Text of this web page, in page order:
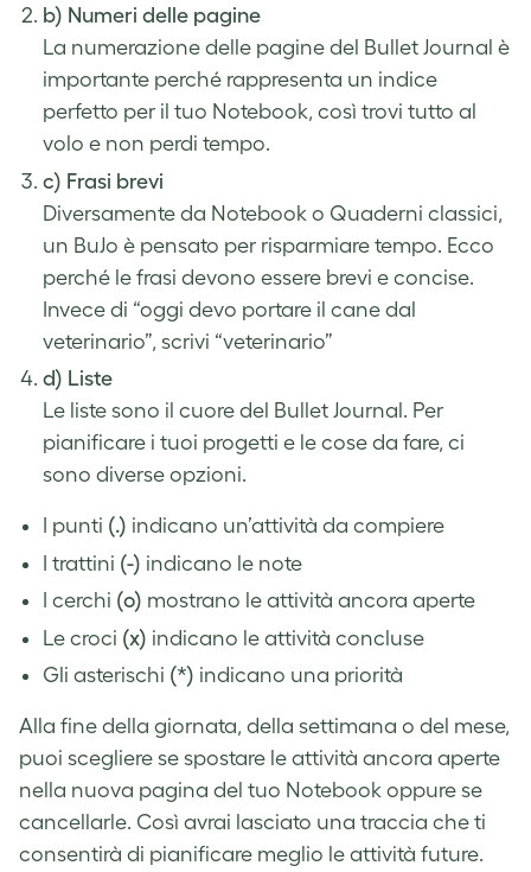
b) Numeri delle pagine
La numerazione delle pagine del Bullet Journal è
importante perché rappresenta un indice
perfetto per il tuo Notebook, così trovi tutto al
volo e non perdi tempo.
c) Frasi brevi
Diversamente da Notebook o Quaderni classici,
un BuJo è pensato per risparmiare tempo. Ecco
perché le frasi devono essere brevi e concise.
Invece di “oggi devo portare il cane dal
veterinario”, scrivi “veterinario”
d) Liste
Le liste sono il cuore del Bullet Journal. Per
pianificare i tuoi progetti e le cose da fare, ci
sono diverse opzioni.
I punti (.) indicano un’attività da compiere
I trattini (-) indicano le note
I cerchi (o) mostrano le attività ancora aperte
Le croci (x) indicano le attività concluse
Gli asterischi (*) indicano una priorità
Alla fine della giornata, della settimana o del mese,
puoi scegliere se spostare le attività ancora aperte
nella nuova pagina del tuo Notebook oppure se
cancellarle. Così avrai lasciato una traccia che ti
consentirà di pianificare meglio le attività future.